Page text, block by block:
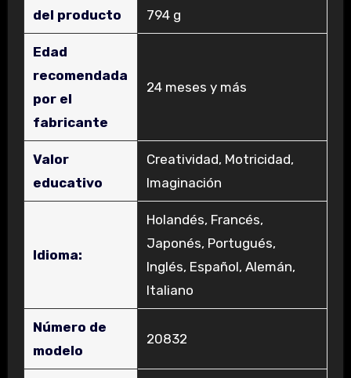
del producto
794 g
Edad
recomendada
por el
fabricante
‎24 meses y más
Valor
educativo
‎Creatividad, Motricidad,
Imaginación
Idioma:
‎Holandés, Francés,
Japonés, Portugués,
Inglés, Español, Alemán,
Italiano
Número de
modelo
‎20832